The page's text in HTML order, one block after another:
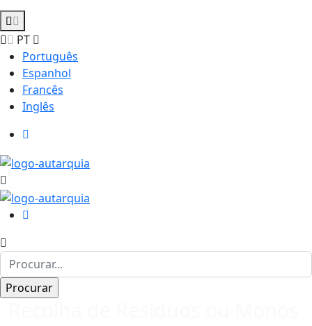
PT
Português
Espanhol
Francês
Inglês